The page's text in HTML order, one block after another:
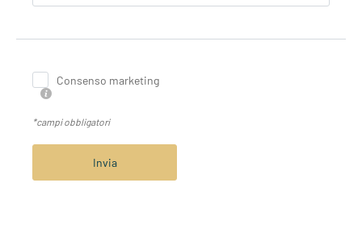
Consenso marketing
*campi obbligatori
Invia